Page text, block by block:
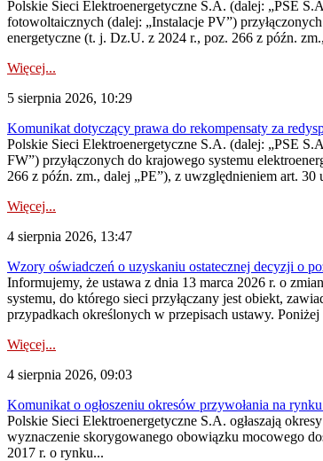
Polskie Sieci Elektroenergetyczne S.A. (dalej: „PSE
fotowoltaicznych (dalej: „Instalacje PV”)
energetyczne (t. j. Dz.U. z 2024 r., poz. 266 z późn.
Więcej...
5 sierpnia 2026, 10:29
Komunikat dotyczący prawa do rekompensaty za
Polskie Sieci Elektroenergetyczne S.A. (dalej: „PSE
FW”) przyłączonych do krajowego systemu
266 z późn. zm., dalej „PE”), z uwzględnieniem art. 30
Więcej...
4 sierpnia 2026, 13:47
Wzory oświadczeń o uzyskaniu ostatecznej decyzji o
Informujemy, że ustawa z dnia 13 marca 2026 r. o
systemu, do którego sieci przyłączany jest obiekt,
przypadkach określonych w przepisach ustawy.
Więcej...
4 sierpnia 2026, 09:03
Komunikat o ogłoszeniu okresów przywołania na
Polskie Sieci Elektroenergetyczne S.A. ogłaszają
wyznaczenie skorygowanego obowiązku mocowego
2017 r. o rynku...